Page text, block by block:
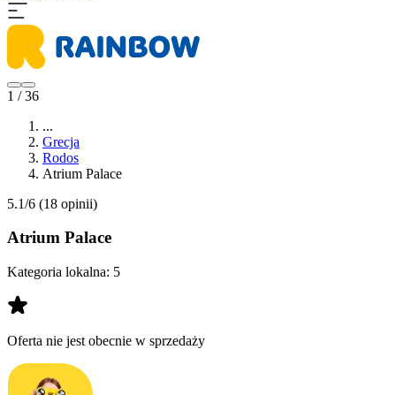
1 / 36
...
Grecja
Rodos
Atrium Palace
5.1/6 (18 opinii)
Atrium Palace
Kategoria lokalna: 5
Oferta nie jest obecnie w sprzedaży